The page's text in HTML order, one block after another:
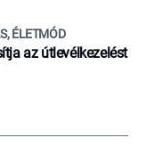
ÉLETMÓD
az útlevélkezelést